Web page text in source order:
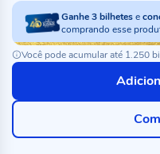
Ganhe3bilhetese
comprando esse
Você pode acumular até 1.250